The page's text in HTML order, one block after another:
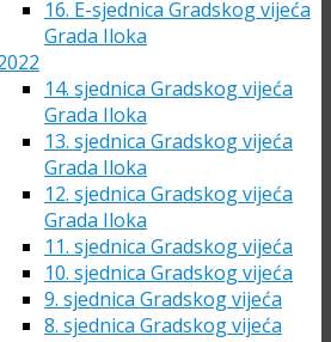
16. E-sjednica Gradskog vijeća
Grada Iloka
14. sjednica Gradskog vijeća
Grada Iloka
13. sjednica Gradskog vijeća
Grada Iloka
12. sjednica Gradskog vijeća
Grada Iloka
11. sjednica Gradskog vijeća
10. sjednica Gradskog vijeća
9. sjednica Gradskog vijeća
8. sjednica Gradskog vijeća